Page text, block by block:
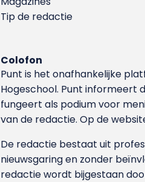
Tip de redactie
Colofon
Punt is het onafhankelijke
Hoge­school. Punt informeert
fungeert als podium voor
van de redactie. Op de
De redactie bestaat uit
nieuwsgaring en zonder
redactie wordt bijgestaan